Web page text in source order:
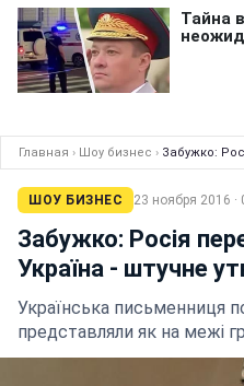
Главная › Шоу бизнес › Забужко:
ШОУ БИЗНЕС 23 ноября 2016 ·
Забужко: Росія
Україна - штучне
Українська письменниця
представляли як на межі